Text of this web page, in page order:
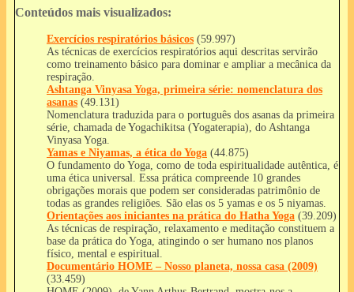
Conteúdos mais visualizados:
Exercícios respiratórios básicos (59.997)
As técnicas de exercícios respiratórios aqui descritas servirão
como treinamento básico para dominar e ampliar a mecânica da
respiração.
Ashtanga Vinyasa Yoga, primeira série: nomenclatura dos
asanas (49.131)
Nomenclatura traduzida para o português dos asanas da primeira
série, chamada de Yogachikitsa (Yogaterapia), do Ashtanga
Vinyasa Yoga.
Yamas e Niyamas, a ética do Yoga (44.875)
O fundamento do Yoga, como de toda espiritualidade autêntica, é
uma ética universal. Essa prática compreende 10 grandes
obrigações morais que podem ser consideradas patrimônio de
todas as grandes religiões. São elas os 5 yamas e os 5 niyamas.
Orientações aos iniciantes na prática do Hatha Yoga (39.209)
As técnicas de respiração, relaxamento e meditação constituem a
base da prática do Yoga, atingindo o ser humano nos planos
físico, mental e espiritual.
Documentário HOME – Nosso planeta, nossa casa (2009)
(33.459)